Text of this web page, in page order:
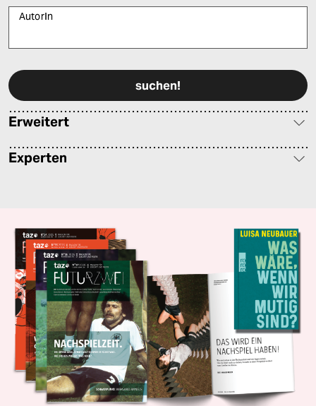
AutorIn
Erweitert
Experten